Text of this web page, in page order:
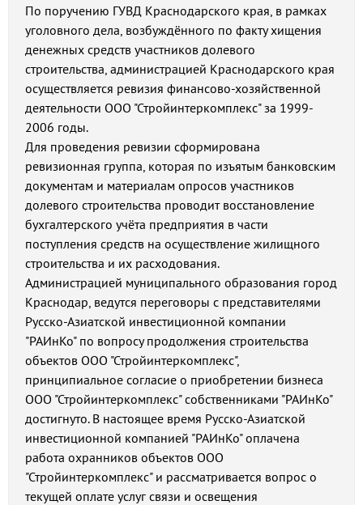
По поручению ГУВД Краснодарского края, в рамках
уголовного дела, возбуждённого по факту хищения
денежных средств участников долевого
строительства, администрацией Краснодарского края
осуществляется ревизия финансово-хозяйственной
деятельности ООО "Стройинтеркомплекс" за 1999-
2006 годы.
Для проведения ревизии сформирована
ревизионная группа, которая по изъятым банковским
документам и материалам опросов участников
долевого строительства проводит восстановление
бухгалтерского учёта предприятия в части
поступления средств на осуществление жилищного
строительства и их расходования.
Администрацией муниципального образования город
Краснодар, ведутся переговоры с представителями
Русско-Азиатской инвестиционной компании
"РАИнКо" по вопросу продолжения строительства
объектов ООО "Стройинтеркомплекс",
принципиальное согласие о приобретении бизнеса
ООО "Стройинтеркомплекс" собственниками "РАИнКо"
достигнуто. В настоящее время Русско-Азиатской
инвестиционной компанией "РАИнКо" оплачена
работа охранников объектов ООО
"Стройинтеркомплекс" и рассматривается вопрос о
текущей оплате услуг связи и освещения